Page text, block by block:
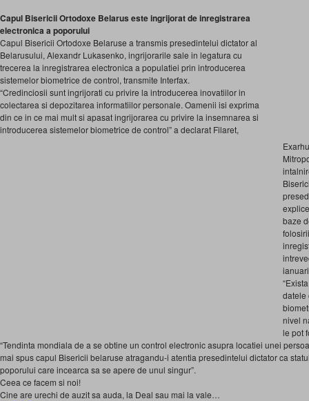
Capul Bisericii Ortodoxe Belarus este ingrijorat de inregistrarea
electronica a poporului
Capul Bisericii Ortodoxe Belaruse a transmis presedintelui dictator al
Belarusului, Alexandr Lukasenko, ingrijorarile sale in legatura cu
trecerea la inregistrarea electronica a populatiei prin introducerea
sistemelor biometrice de control, transmite Interfax.
“Credinciosii sunt ingrijorati cu privire la introducerea inovatiilor in
colectarea si depozitarea informatiilor personale. Oamenii isi exprima
din ce in ce mai mult si apasat ingrijorarea cu privire la insemnarea si
introducerea sistemelor biometrice de control” a declarat Filaret,
baze
datele
nivel
le pot
“Tendinta mondiala de a se obtine un control electronic asupra locatiei unei
mai spus capul Bisericii belaruse atragandu-i atentia presedintelui dictator ca
poporului care incearca sa se apere de unul singur”.
Ceea ce facem si noi!
Cine are urechi de auzit sa auda, la Deal sau mai la vale…